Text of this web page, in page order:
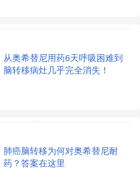
从奥希替尼用药6天呼吸困难到
脑转移病灶几乎完全消失！
肺癌脑转移为何对奥希替尼耐
药？答案在这里